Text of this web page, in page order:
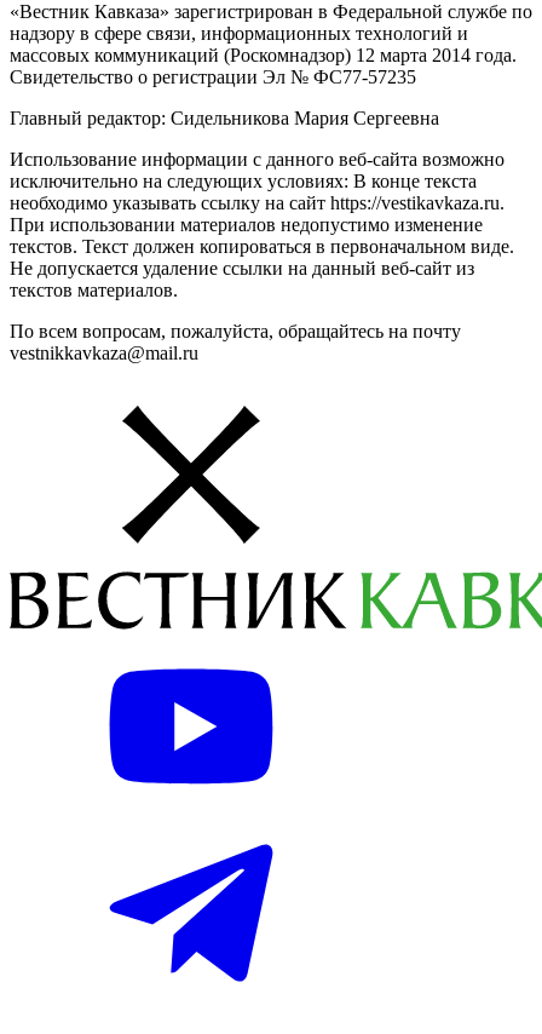
«Вестник Кавказа» зарегистрирован в Федеральной службе по
надзору в сфере связи, информационных технологий и
массовых коммуникаций (Роскомнадзор) 12 марта 2014 года.
Свидетельство о регистрации Эл № ФС77-57235
Главный редактор: Сидельникова Мария Сергеевна
Использование информации с данного веб-сайта возможно
исключительно на следующих условиях: В конце текста
необходимо указывать ссылку на сайт https://vestikavkaza.ru.
При использовании материалов недопустимо изменение
текстов. Текст должен копироваться в первоначальном виде.
Не допускается удаление ссылки на данный веб-сайт из
текстов материалов.
По всем вопросам, пожалуйста, обращайтесь на почту
vestnikkavkaza@mail.ru